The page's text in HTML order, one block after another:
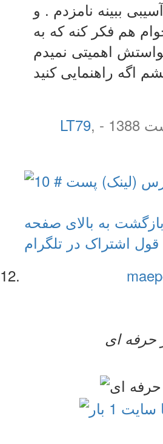
ببینه نامزدم . و
هم فکر کنه که به
LT79,
بازگشت به بالای صفحه
قول اشتراک در تلگرام
حرفه ای